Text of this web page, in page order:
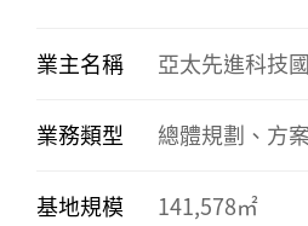
業主名稱 亞太先進科技
業務類型 總體規劃、方
基地規模 141,578㎡